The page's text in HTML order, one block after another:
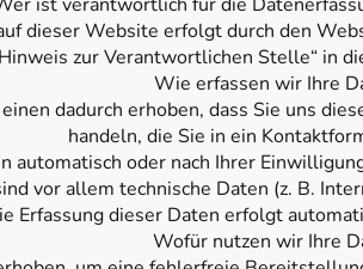
dieser Website erfolgt durch den
zur Verantwortlichen Stelle“ in
Wie erfassen wir Ihre
dadurch erhoben, dass Sie uns
handeln, die Sie in ein
automatisch oder nach Ihrer
vor allem technische Daten (z. B.
Erfassung dieser Daten erfolgt
Wofür nutzen wir Ihre